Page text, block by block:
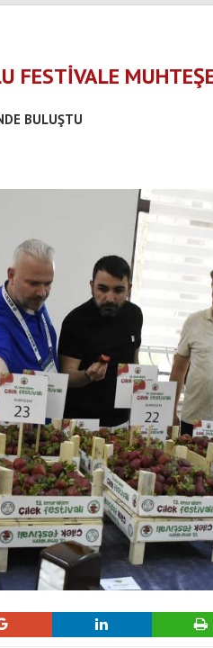
FESTİVALE
BULUŞTU